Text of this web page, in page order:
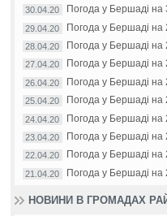
30.04.20 Погода у Бершаді на
29.04.20 Погода у Бершаді на
28.04.20 Погода у Бершаді на
27.04.20 Погода у Бершаді на
26.04.20 Погода у Бершаді на
25.04.20 Погода у Бершаді на
24.04.20 Погода у Бершаді на
23.04.20 Погода у Бершаді на
22.04.20 Погода у Бершаді на
21.04.20 Погода у Бершаді на
НОВИНИ В ГРОМАДАХ